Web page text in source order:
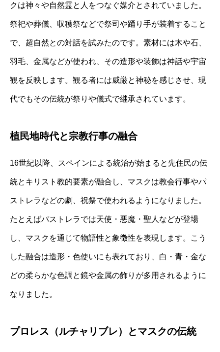
クは神々や自然霊と人をつなぐ媒介とされていました。
祭祀や葬儀、収穫祭などで祭司や踊り手が装着すること
で、超自然との対話を試みたのです。素材には木や石、
羽毛、金属などが使われ、その造形や装飾は神話や宇宙
観を反映します。観る者には威厳と神秘を感じさせ、現
代でもその伝統が祭りや儀式で継承されています。
植民地時代と宗教行事の融合
16世紀以降、スペインによる統治が始まると先住民の伝
統とキリスト教的要素が融合し、マスクは教会行事やパ
ストレラなどの劇、祝祭で使われるようになりました。
たとえばパストレラでは天使・悪魔・聖人などが登場
し、マスクを通じて物語性と象徴性を表現します。こう
した融合は造形・色使いにも表れており、白・青・金な
どの柔らかな色調と鏡や金属の飾りが多用されるように
なりました。
プロレス（ルチャリブレ）とマスクの伝統